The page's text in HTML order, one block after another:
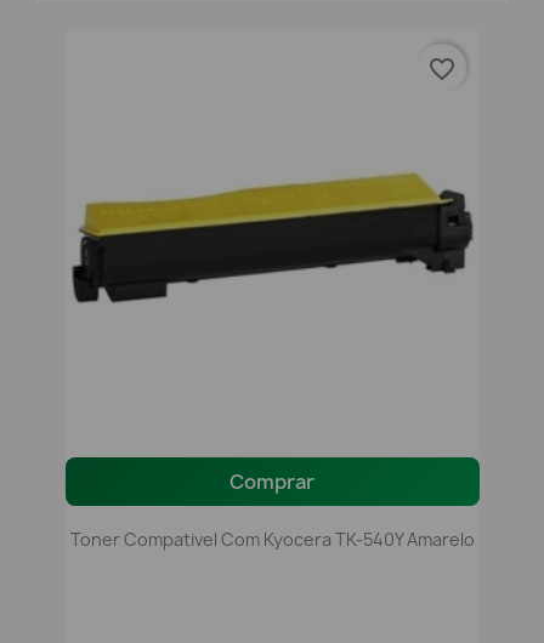
Comprar
Toner Compativel Com Kyocera TK-540Y Amarelo
favorite_border